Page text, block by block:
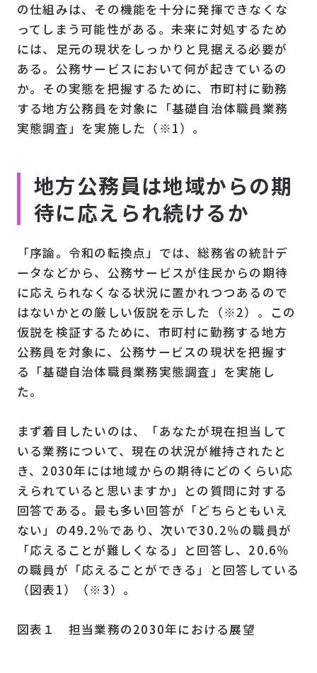
の仕組みは、その機能を十分に発揮できなくな
ってしまう可能性がある。未来に対処するため
には、足元の現状をしっかりと見据える必要が
ある。公務サービスにおいて何が起きているの
か。その実態を把握するために、市町村に勤務
する地方公務員を対象に「基礎自治体職員業務
実態調査」を実施した（※1）。
地方公務員は地域からの期
待に応えられ続けるか
「序論。令和の転換点」では、総務省の統計デ
ータなどから、公務サービスが住民からの期待
に応えられなくなる状況に置かれつつあるので
はないかとの厳しい仮説を示した（※2）。この
仮説を検証するために、市町村に勤務する地方
公務員を対象に、公務サービスの現状を把握す
る「基礎自治体職員業務実態調査」を実施し
た。
まず着目したいのは、「あなたが現在担当して
いる業務について、現在の状況が維持されたと
き、2030年には地域からの期待にどのくらい応
えられていると思いますか」との質問に対する
回答である。最も多い回答が「どちらともいえ
ない」の49.2％であり、次いで30.2％の職員が
「応えることが難しくなる」と回答し、20.6％
の職員が「応えることができる」と回答している
（図表1）（※3）。
図表１ 担当業務の2030年における展望